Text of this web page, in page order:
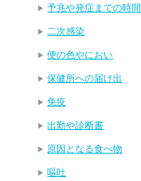
予兆や発症までの時間
二次感染
便の色やにおい
保健所への届け出
免疫
出勤や診断書
原因となる食べ物
嘔吐